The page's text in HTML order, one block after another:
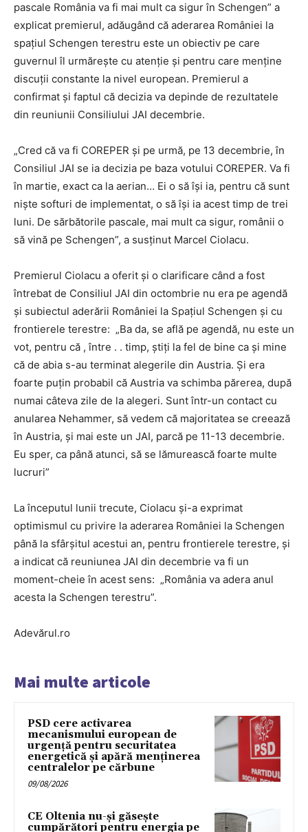
pascale România va fi mai mult ca sigur în Schengen” a
explicat premierul, adăugând că aderarea României la
spațiul Schengen terestru este un obiectiv pe care
guvernul îl urmărește cu atenție și pentru care menține
discuții constante la nivel european. Premierul a
confirmat și faptul că decizia va depinde de rezultatele
din reuniunii Consiliului JAI decembrie.
„Cred că va fi COREPER şi pe urmă, pe 13 decembrie, în
Consiliul JAI se ia decizia pe baza votului COREPER. Va fi
în martie, exact ca la aerian… Ei o să îşi ia, pentru că sunt
nişte softuri de implementat, o să îşi ia acest timp de trei
luni. De sărbătorile pascale, mai mult ca sigur, românii o
să vină pe Schengen”, a susţinut Marcel Ciolacu.
Premierul Ciolacu a oferit și o clarificare când a fost
întrebat de Consiliul JAI din octombrie nu era pe agendă
și subiectul aderării României la Spațiul Schengen și cu
frontierele terestre: „Ba da, se află pe agendă, nu este un
vot, pentru că , între . . timp, știți la fel de bine ca și mine
că de abia s-au terminat alegerile din Austria. Și era
foarte puțin probabil că Austria va schimba părerea, după
numai câteva zile de la alegeri. Sunt într-un contact cu
anularea Nehammer, să vedem că majoritatea se creează
în Austria, și mai este un JAI, parcă pe 11-13 decembrie.
Eu sper, ca până atunci, să se lămurească foarte multe
lucruri”
La începutul lunii trecute, Ciolacu și-a exprimat
optimismul cu privire la aderarea României la Schengen
până la sfârșitul acestui an, pentru frontierele terestre, și
a indicat că reuniunea JAI din decembrie va fi un
moment-cheie în acest sens: „România va adera anul
acesta la Schengen terestru”.
Adevărul.ro
Mai multe articole
PSD cere activarea
mecanismului european de
urgență pentru securitatea
energetică și apără menținerea
centralelor pe cărbune
09/08/2026
CE Oltenia nu-și găsește
cumpărători pentru energia pe